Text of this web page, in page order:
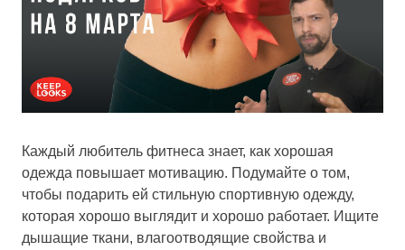
Каждый любитель фитнеса знает, как хорошая
одежда повышает мотивацию. Подумайте о том,
чтобы подарить ей стильную спортивную одежду,
которая хорошо выглядит и хорошо работает. Ищите
дышащие ткани, влагоотводящие свойства и